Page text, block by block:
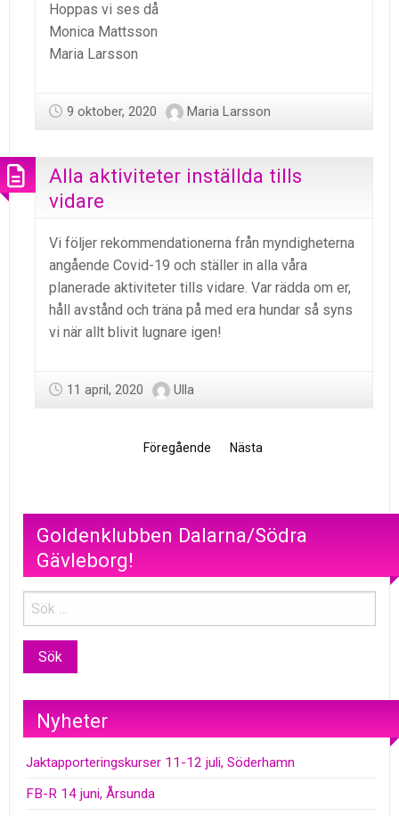
Hoppas vi ses då
Monica Mattsson
Maria Larsson
9 oktober, 2020 Maria Larsson
Alla aktiviteter inställda tills
vidare
Vi följer rekommendationerna från myndigheterna
angående Covid-19 och ställer in alla våra
planerade aktiviteter tills vidare. Var rädda om er,
håll avstånd och träna på med era hundar så syns
vi när allt blivit lugnare igen!
11 april, 2020 Ulla
Föregående Nästa
Goldenklubben Dalarna/Södra
Gävleborg!
Nyheter
Jaktapporteringskurser 11-12 juli, Söderhamn
FB-R 14 juni, Årsunda